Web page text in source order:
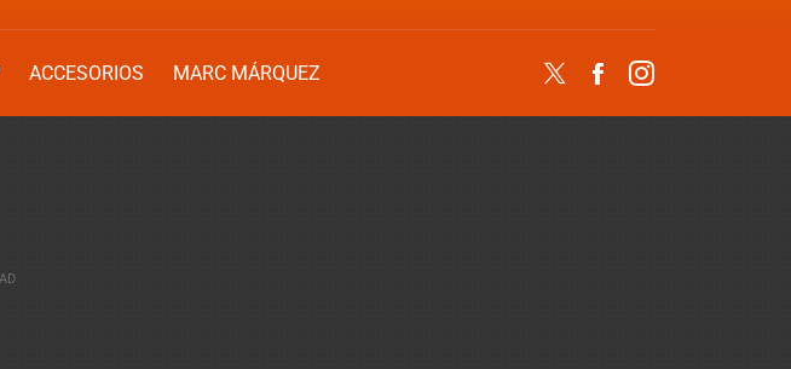
ACCESORIOS
MARC MÁRQUEZ
Twitter Facebook